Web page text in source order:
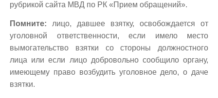
рубрикой сайта МВД по РК «Прием обращений».
Помните: лицо, давшее взятку, освобождается от
уголовной ответственности, если имело место
вымогательство взятки со стороны должностного
лица или если лицо добровольно сообщило органу,
имеющему право возбудить уголовное дело, о даче
взятки.